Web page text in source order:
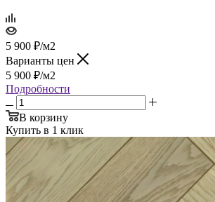
5 900 ₽/м2
Варианты цен
5 900 ₽/м2
Подробности
В корзину
Купить в 1 клик